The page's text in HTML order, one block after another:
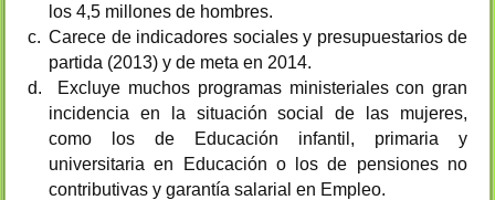
los 4,5 millones de hombres.
c. Carece de indicadores sociales y presupuestarios de
partida (2013) y de meta en 2014.
d.
Excluye muchos programas ministeriales con gran
incidencia en la situación social de las mujeres,
como los de Educación infantil, primaria y
universitaria en Educación o los de pensiones no
contributivas y garantía salarial en Empleo.